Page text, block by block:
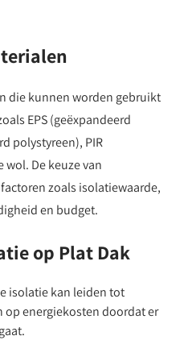
die kunnen worden gebruikt
EPS (geëxpandeerd
polystyreen), PIR
De keuze van
zoals isolatiewaarde,
en budget.
op Plat Dak
isolatie kan leiden tot
op energiekosten doordat er